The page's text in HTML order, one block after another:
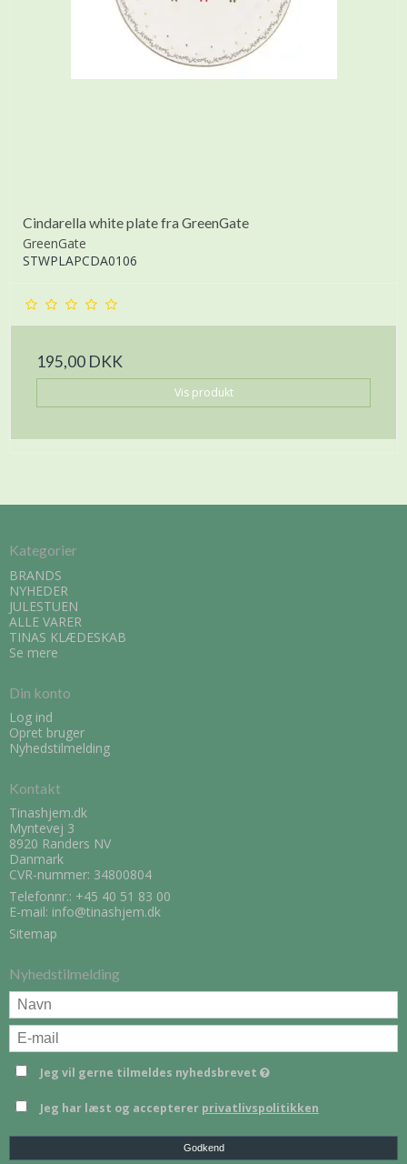
Cindarella white plate fra GreenGate
GreenGate
STWPLAPCDA0106
195,00 DKK
Vis produkt
Kategorier
BRANDS
NYHEDER
JULESTUEN
ALLE VARER
TINAS KLÆDESKAB
Se mere
Din konto
Log ind
Opret bruger
Nyhedstilmelding
Kontakt
Tinashjem.dk
Myntevej 3
8920 Randers NV
Danmark
CVR-nummer: 34800804
Telefonnr.: +45 40 51 83 00
E-mail: info@tinashjem.dk
Sitemap
Nyhedstilmelding
Jeg vil gerne tilmeldes nyhedsbrevet
Jeg har læst og accepterer privatlivspolitikken
Godkend